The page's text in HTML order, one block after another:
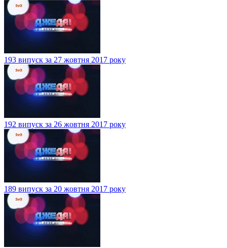
193 випуск за 27 жовтня 2017 року
192 випуск за 26 жовтня 2017 року
189 випуск за 20 жовтня 2017 року